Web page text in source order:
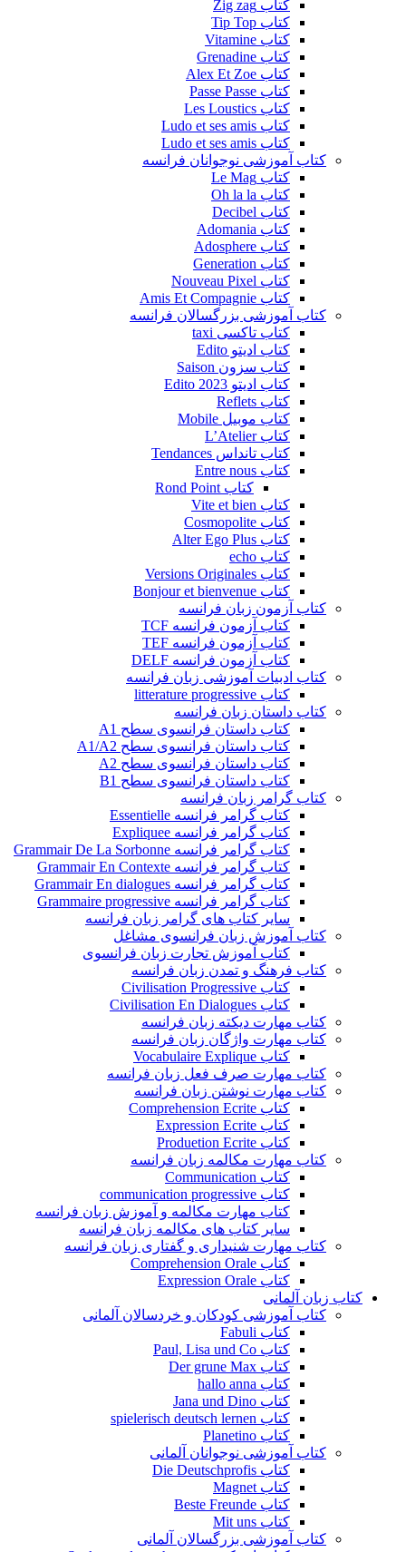
کتاب Zig zag
کتاب Tip Top
کتاب Vitamine
کتاب Grenadine
کتاب Alex Et Zoe
کتاب Passe Passe
کتاب Les Loustics
کتاب Ludo et ses amis
کتاب Ludo et ses amis
کتاب آموزشی نوجوانان فرانسه
کتاب Le Mag
کتاب Oh la la
کتاب Decibel
کتاب Adomania
کتاب Adosphere
کتاب Generation
کتاب Nouveau Pixel
کتاب Amis Et Compagnie
کتاب آموزشی بزرگسالان فرانسه
کتاب تاکسی taxi
کتاب ادیتو Edito
کتاب سزون Saison
کتاب ادیتو Edito 2023
کتاب Reflets
کتاب موبیل Mobile
کتاب L’Atelier
کتاب تانداس Tendances
کتاب Entre nous
کتاب Rond Point
کتاب Vite et bien
کتاب Cosmopolite
کتاب Alter Ego Plus
کتاب echo
کتاب Versions Originales
کتاب Bonjour et bienvenue
کتاب آزمون زبان فرانسه
کتاب آزمون فرانسه TCF
کتاب آزمون فرانسه TEF
کتاب آزمون فرانسه DELF
کتاب ادبیات آموزشی زبان فرانسه
کتاب litterature progressive
کتاب داستان زبان فرانسه
کتاب داستان فرانسوی سطح A1
کتاب داستان فرانسوی سطح A1/A2
کتاب داستان فرانسوی سطح A2
کتاب داستان فرانسوی سطح B1
کتاب گرامر زبان فرانسه
کتاب گرامر فرانسه Essentielle
کتاب گرامر فرانسه Expliquee
کتاب گرامر فرانسه Grammair De La Sorbonne
کتاب گرامر فرانسه Grammair En Contexte
کتاب گرامر فرانسه Grammair En dialogues
کتاب گرامر فرانسه Grammaire progressive
سایر کتاب های گرامر زبان فرانسه
کتاب آموزش زبان فرانسوی مشاغل
کتاب آموزش تجارت زبان فرانسوی
کتاب فرهنگ و تمدن زبان فرانسه
کتاب Civilisation Progressive
کتاب Civilisation En Dialogues
کتاب مهارت دیکته زبان فرانسه
کتاب مهارت واژگان زبان فرانسه
کتاب Vocabulaire Explique
کتاب مهارت صرف فعل زبان فرانسه
کتاب مهارت نوشتن زبان فرانسه
کتاب Comprehension Ecrite
کتاب Expression Ecrite
کتاب Produetion Ecrite
کتاب مهارت مکالمه زبان فرانسه
کتاب Communication
کتاب communication progressive
کتاب مهارت مکالمه و آموزش زبان فرانسه
سایر کتاب های مکالمه زبان فرانسه
کتاب مهارت شنیداری و گفتاری زبان فرانسه
کتاب Comprehension Orale
کتاب Expression Orale
کتاب زبان آلمانی
کتاب آموزشی کودکان و خردسالان آلمانی
کتاب Fabuli
کتاب Paul, Lisa und Co
کتاب Der grune Max
کتاب hallo anna
کتاب Jana und Dino
کتاب spielerisch deutsch lernen
کتاب Planetino
کتاب آموزشی نوجوانان آلمانی
کتاب Die Deutschprofis
کتاب Magnet
کتاب Beste Freunde
کتاب Mit uns
کتاب آموزشی بزرگسالان آلمانی